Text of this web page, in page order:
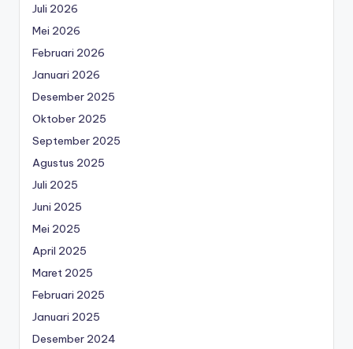
Juli 2026
Mei 2026
Februari 2026
Januari 2026
Desember 2025
Oktober 2025
September 2025
Agustus 2025
Juli 2025
Juni 2025
Mei 2025
April 2025
Maret 2025
Februari 2025
Januari 2025
Desember 2024